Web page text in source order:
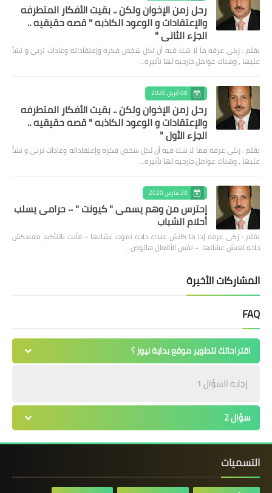
رحل زمن الإخوان ولكن .. بقيت الأفكار المتطرفه
والإعتقادات و الوعود الكاذبه " قصه حقيقيه ..
الجزء الثاني "
بقلم : زكى عرفه ‎ما لا شك فيه أن لكل شخص فكره وإعتقاداته وعادات تربى و نشأ
عليها ، وهناك عوامل خارجيه لها تأثيره…
08 أبريل 2020
رحل زمن الإخوان ولكن .. بقيت الأفكار المتطرفه
والإعتقادات و الوعود الكاذبه " قصه حقيقيه ..
الجزء الأول "
بقلم : زكى عرفه مما لا شك فيه أن لكل شخص فكره وإعتقاداته وعادات تربى و نشأ
عليها ، وهناك عوامل خارجيه لها تأثيره…
20 مارس 2020
إحترس من وهم يسمى " كيونت " ٠٠ حرامى يسلب
أحلام الشباب
بقلم : زكى عرفه ‎إذا ما كانش عندك حاجه تموت عشانها ٠٠ فأنت بالتأكيد معندكش
حاجه تعيش عشانها ٠٠ نفس الأفعال هاتوص…
المشاركات الأخيرة
FAQ
اقتراحاتك لتطوير موقع بداية نيوز ؟
إجابه السؤال 1
سؤال 2
التسميات